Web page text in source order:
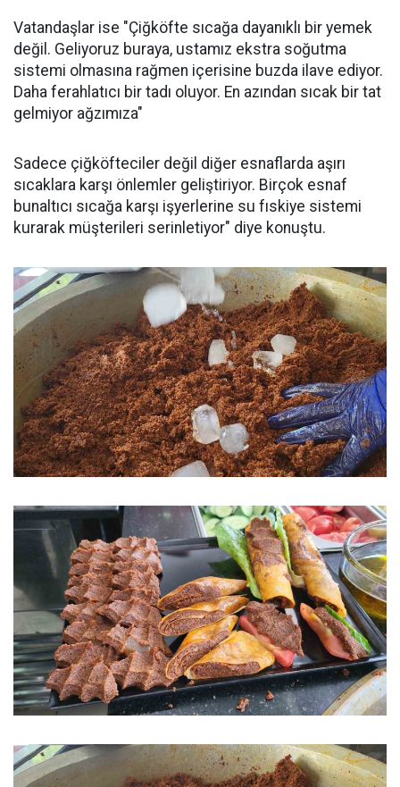
Vatandaşlar ise "Çiğköfte sıcağa dayanıklı bir yemek
değil. Geliyoruz buraya, ustamız ekstra soğutma
sistemi olmasına rağmen içerisine buzda ilave ediyor.
Daha ferahlatıcı bir tadı oluyor. En azından sıcak bir tat
gelmiyor ağzımıza"
Sadece çiğköfteciler değil diğer esnaflarda aşırı
sıcaklara karşı önlemler geliştiriyor. Birçok esnaf
bunaltıcı sıcağa karşı işyerlerine su fıskiye sistemi
kurarak müşterileri serinletiyor" diye konuştu.